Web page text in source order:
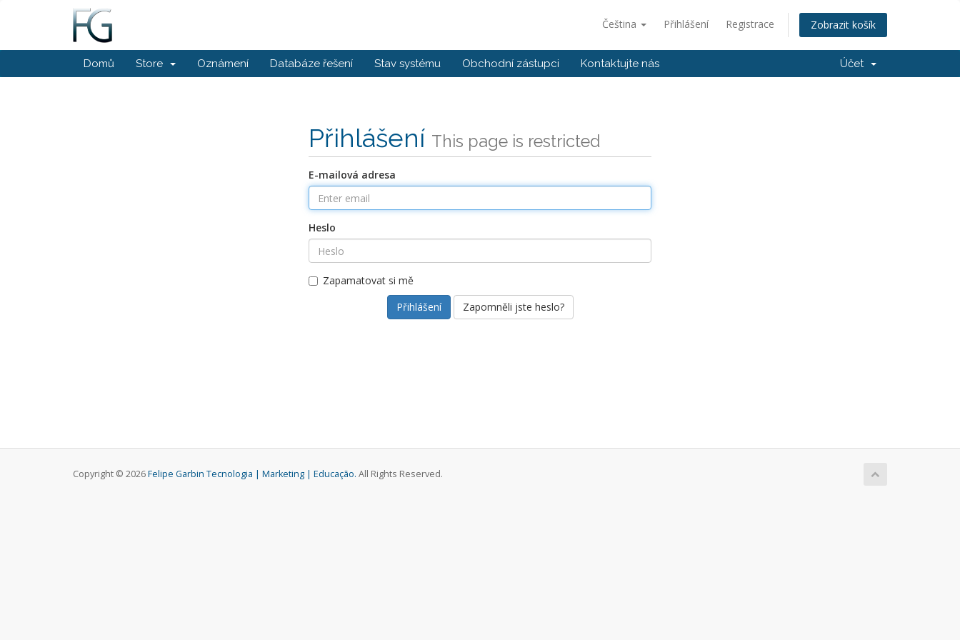
Čeština Přihlášení Registrace Zobrazit košík
Domů Store Oznámení Databáze řešení Stav systému Obchodní zástupci Kontaktujte nás Účet
Přihlášení This page is restricted
E-mailová adresa
Heslo
Zapamatovat si mě
Zapomněli jste heslo?
Copyright © 2026Felipe Garbin Tecnologia | Marketing | Educação. All Rights Reserved.